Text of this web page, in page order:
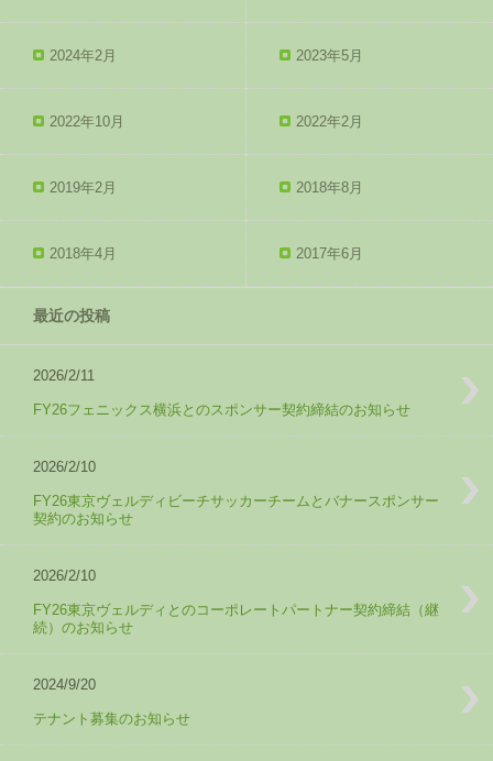
2024年2月 2023年5月
2022年10月 2022年2月
2019年2月 2018年8月
2018年4月 2017年6月
最近の投稿
2026/2/11
FY26フェニックス横浜とのスポンサー契約締結のお知らせ
2026/2/10
FY26東京ヴェルディビーチサッカーチームとバナースポンサー
契約のお知らせ
2026/2/10
FY26東京ヴェルディとのコーポレートパートナー契約締結（継
続）のお知らせ
2024/9/20
テナント募集のお知らせ